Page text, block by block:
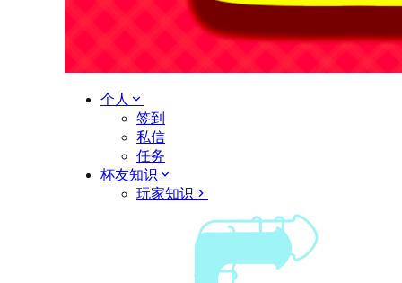
个人
签到
私信
任务
杯友知识
玩家知识